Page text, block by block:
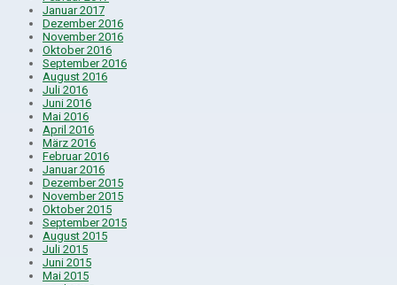
Januar 2017
Dezember 2016
November 2016
Oktober 2016
September 2016
August 2016
Juli 2016
Juni 2016
Mai 2016
April 2016
März 2016
Februar 2016
Januar 2016
Dezember 2015
November 2015
Oktober 2015
September 2015
August 2015
Juli 2015
Juni 2015
Mai 2015